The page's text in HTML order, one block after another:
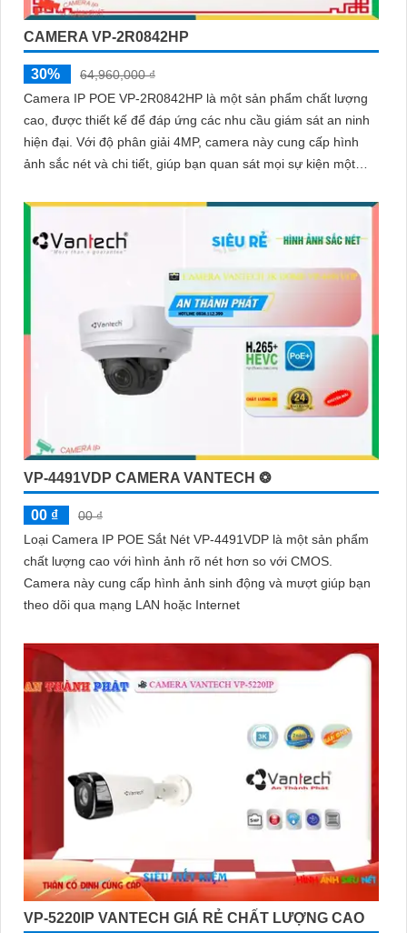
CAMERA VP-2R0842HP
30%
64,960,000 ₫
Camera IP POE VP-2R0842HP là một sản phẩm chất lượng
cao, được thiết kế để đáp ứng các nhu cầu giám sát an ninh
hiện đại. Với độ phân giải 4MP, camera này cung cấp hình
ảnh sắc nét và chi tiết, giúp bạn quan sát mọi sự kiện một
VP-4491VDP CAMERA VANTECH ❂
00 ₫
00 ₫
Loại Camera IP POE Sắt Nét VP-4491VDP là một sản phẩm
chất lượng cao với hình ảnh rõ nét hơn so với CMOS.
Camera này cung cấp hình ảnh sinh động và mượt giúp bạn
theo dõi qua mạng LAN hoặc Internet
VP-5220IP VANTECH GIÁ RẺ CHẤT LƯỢNG CAO